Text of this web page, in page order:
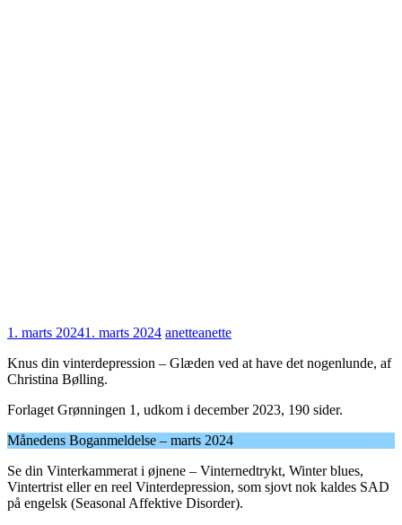
1. marts 20241. marts 2024 anetteanette
Knus din vinterdepression – Glæden ved at have det nogenlunde, af
Christina Bølling.
Forlaget Grønningen 1, udkom i december 2023, 190 sider.
Månedens Boganmeldelse – marts 2024
Se din Vinterkammerat i øjnene – Vinternedtrykt, Winter blues,
Vintertrist eller en reel Vinterdepression, som sjovt nok kaldes SAD
på engelsk (Seasonal Affektive Disorder).